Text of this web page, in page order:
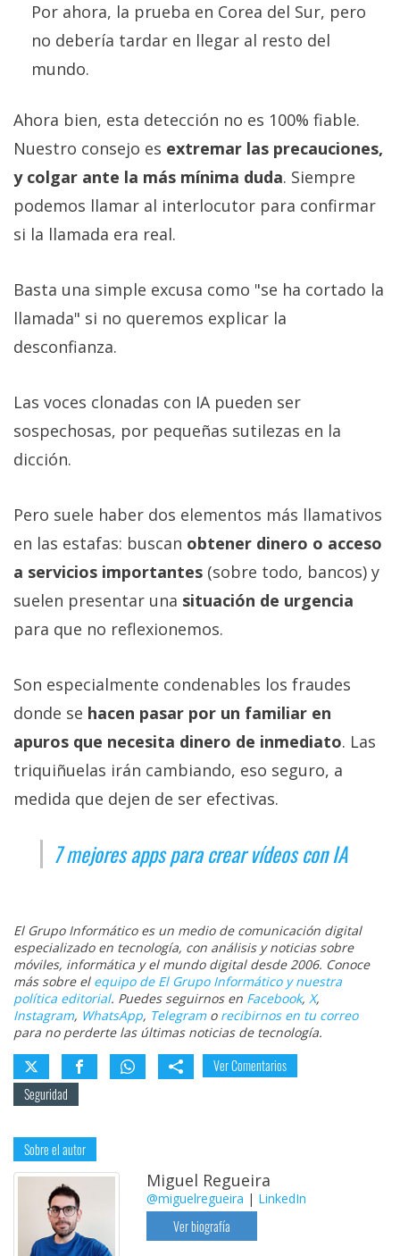
Por ahora, la prueba en Corea del Sur, pero
no debería tardar en llegar al resto del
mundo.
Ahora bien, esta detección no es 100% fiable.
Nuestro consejo es extremar las precauciones,
y colgar ante la más mínima duda. Siempre
podemos llamar al interlocutor para confirmar
si la llamada era real.
Basta una simple excusa como "se ha cortado la
llamada" si no queremos explicar la
desconfianza.
Las voces clonadas con IA pueden ser
sospechosas, por pequeñas sutilezas en la
dicción.
Pero suele haber dos elementos más llamativos
en las estafas: buscan obtener dinero o acceso
a servicios importantes (sobre todo, bancos) y
suelen presentar una situación de urgencia
para que no reflexionemos.
Son especialmente condenables los fraudes
donde se hacen pasar por un familiar en
apuros que necesita dinero de inmediato. Las
triquiñuelas irán cambiando, eso seguro, a
medida que dejen de ser efectivas.
7 mejores apps para crear vídeos con IA
El Grupo Informático es un medio de comunicación digital
especializado en tecnología, con análisis y noticias sobre
móviles, informática y el mundo digital desde 2006. Conoce
más sobre el equipo de El Grupo Informático y nuestra
política editorial. Puedes seguirnos en Facebook, X,
Instagram, WhatsApp, Telegramo recibirnos en tu correo
para no perderte las últimas noticias de tecnología.
Ver Comentarios
Seguridad
Sobre el autor
Miguel Regueira
@miguelregueira | LinkedIn
Ver biografía